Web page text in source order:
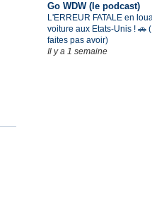
Go WDW (le podcast)
L'ERREUR FATALE en
voiture aux Etats-Unis ! 🚗
faites pas avoir)
Il y a 1 semaine